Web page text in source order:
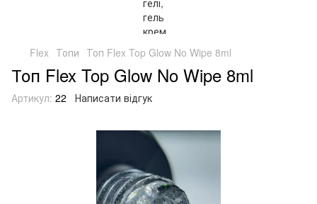
Flex Топи Топ Flex Top Glow No Wipe 8ml
Топ Flex Top Glow No Wipe 8ml
Артикул: 22 Написати відгук